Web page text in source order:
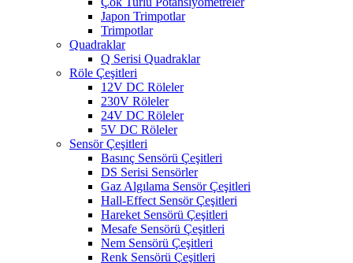
Japon Trimpotlar
Trimpotlar
Quadraklar
Q Serisi Quadraklar
Röle Çeşitleri
12V DC Röleler
230V Röleler
24V DC Röleler
5V DC Röleler
Sensör Çeşitleri
Basınç Sensörü Çeşitleri
DS Serisi Sensörler
Gaz Algılama Sensör Çeşitleri
Hall-Effect Sensör Çeşitleri
Hareket Sensörü Çeşitleri
Mesafe Sensörü Çeşitleri
Nem Sensörü Çeşitleri
Renk Sensörü Çeşitleri